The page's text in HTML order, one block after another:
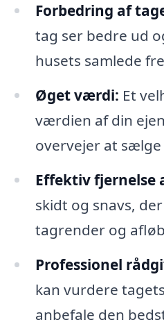
Forbedring af
tag ser bedre ud
husets samlede
Øget værdi: Et
værdien af din
overvejer at
Effektiv fjernelse
skidt og snavs,
tagrender og
Professionel
kan vurdere
anbefale den